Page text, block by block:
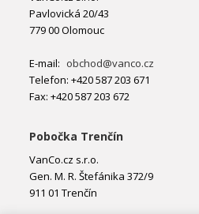
Pavlovická 20/43
779 00 Olomouc
E-mail: obchod@vanco.cz
Telefon: +420 587 203 671
Fax: +420 587 203 672
Pobočka Trenčín
VanCo.cz s.r.o.
Gen. M. R. Štefánika 372/9
911 01 Trenčín